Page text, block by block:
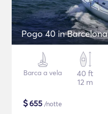
Pogo 40 in Barcelona
Barca a vela
40 ft
12 m
$655 /notte